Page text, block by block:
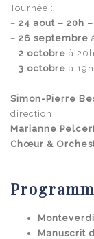
Tournée :
– 24 aout – 20h –
– 26 septembre
– 2 octobre à
– 3 octobre a
Simon-Pierre
direction
Marianne
Chœur &
Monteverdi
Manuscrit